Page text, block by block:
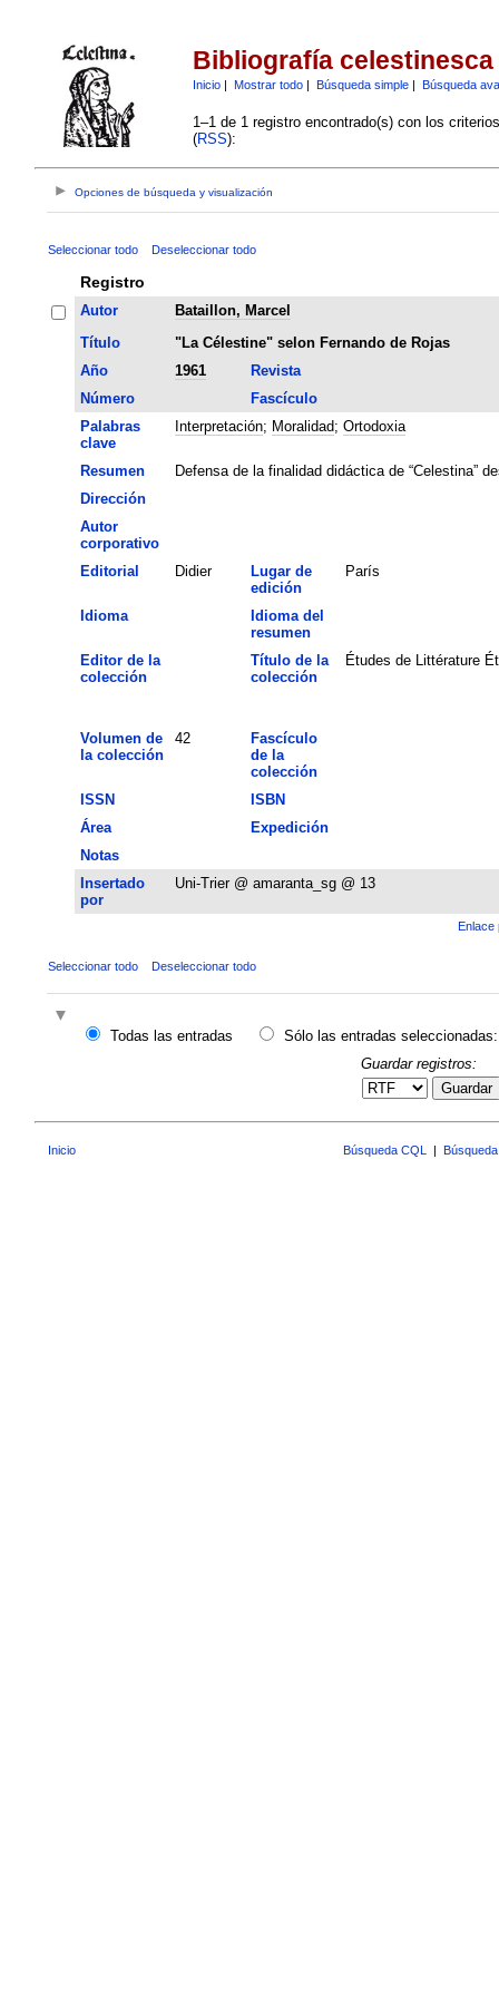
Bibliografía celestinesca
Inicio| Mostrar todo| Búsqueda simple| Búsqueda
1–1 de 1 registro encontrado(s) con los
(RSS):
Opciones de búsqueda y visualización
Seleccionar todo Deseleccionar todo
Registro
Autor
Bataillon, Marcel
Título
"La Célestine" selon Fernando de Rojas
Año
1961
Revista
Número
Fascículo
Palabras
clave
Interpretación; Moralidad; Ortodoxia
Resumen
Defensa de la finalidad didáctica de “Celestina”
Dirección
Autor
corporativo
Editorial
Didier
Lugar de
edición
París
Idioma
Idioma del
resumen
Editor de la
colección
Título de la
colección
Études de Littérature
Volumen de
la colección
42
Fascículo
de la
colección
ISSN
ISBN
Área
Expedición
Notas
Insertado
por
Uni-Trier @ amaranta_sg @ 13
Enlace
Seleccionar todo Deseleccionar todo
Todas las entradas
Sólo las entradas seleccionadas:
Guardar registros:
Guardar
Inicio Búsqueda CQL